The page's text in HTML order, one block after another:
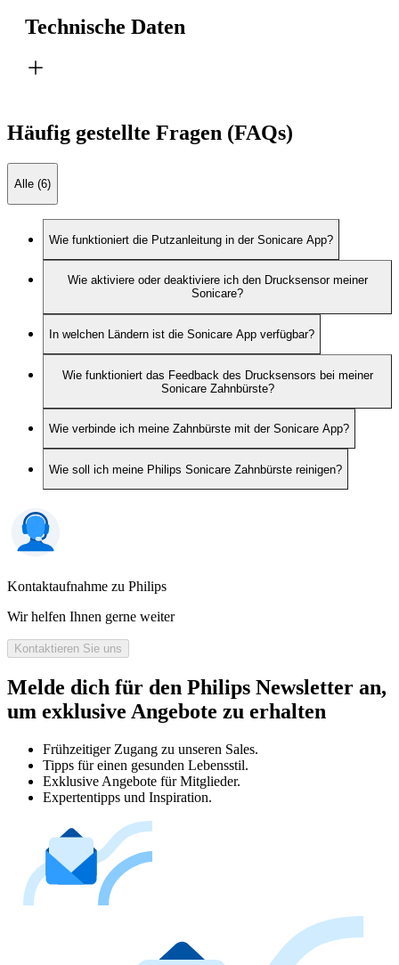
Technische Daten
Häufig gestellte Fragen (FAQs)
Alle (6)
Wie funktioniert die Putzanleitung in der Sonicare App?
Wie aktiviere oder deaktiviere ich den Drucksensor meiner
Sonicare?
In welchen Ländern ist die Sonicare App verfügbar?
Wie funktioniert das Feedback des Drucksensors bei meiner
Sonicare Zahnbürste?
Wie verbinde ich meine Zahnbürste mit der Sonicare App?
Wie soll ich meine Philips Sonicare Zahnbürste reinigen?
Kontaktaufnahme zu Philips
Wir helfen Ihnen gerne weiter
Kontaktieren Sie uns
Melde dich für den Philips Newsletter an,
um exklusive Angebote zu erhalten
Frühzeitiger Zugang zu unseren Sales.
Tipps für einen gesunden Lebensstil.
Exklusive Angebote für Mitglieder.
Expertentipps und Inspiration.